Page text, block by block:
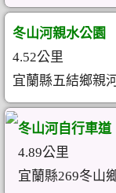
冬山河親水公園
4.52公里
宜蘭縣五結鄉親
冬山河自行車道
4.89公里
宜蘭縣269冬山